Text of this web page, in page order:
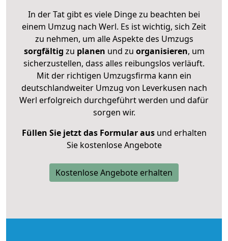
In der Tat gibt es viele Dinge zu beachten bei
einem Umzug nach Werl. Es ist wichtig, sich Zeit
zu nehmen, um alle Aspekte des Umzugs
sorgfältig zu planen und zu organisieren, um
sicherzustellen, dass alles reibungslos verläuft.
Mit der richtigen Umzugsfirma kann ein
deutschlandweiter Umzug von Leverkusen nach
Werl erfolgreich durchgeführt werden und dafür
sorgen wir.
Füllen Sie jetzt das Formular ausund erhalten
Sie kostenlose Angebote
Kostenlose Angebote erhalten